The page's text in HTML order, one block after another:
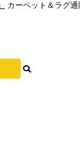
カーペット＆ラグ